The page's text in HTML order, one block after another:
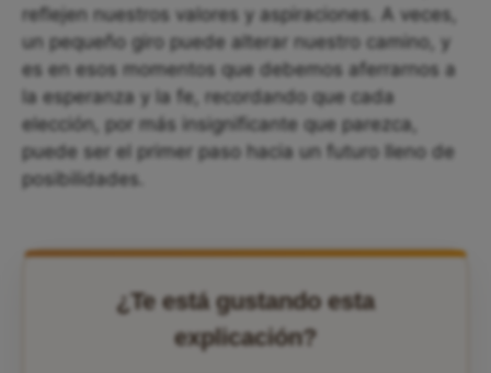
reflejen nuestros valores y aspiraciones. A veces,
un pequeño giro puede alterar nuestro camino, y
es en esos momentos que debemos aferrarnos a
la esperanza y la fe, recordando que cada
elección, por más insignificante que parezca,
puede ser el primer paso hacia un futuro lleno de
posibilidades.
¿Te está gustando esta
explicación?